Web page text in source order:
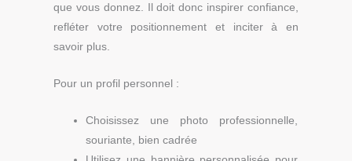
que vous donnez. Il doit donc inspirer confiance,
refléter votre positionnement et inciter à en
savoir plus.
Pour un profil personnel :
Choisissez une photo professionnelle,
souriante, bien cadrée